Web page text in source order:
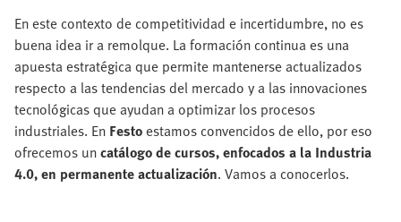
En este contexto de competitividad e incertidumbre, no es
buena idea ir a remolque. La formación continua es una
apuesta estratégica que permite mantenerse actualizados
respecto a las tendencias del mercado y a las innovaciones
tecnológicas que ayudan a optimizar los procesos
industriales. En Festoestamos convencidos de ello, por eso
ofrecemos uncatálogo de cursos, enfocados a la Industria
4.0, en permanente actualización. Vamos a conocerlos.